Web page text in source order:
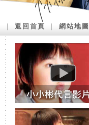
返回首頁 網站地圖